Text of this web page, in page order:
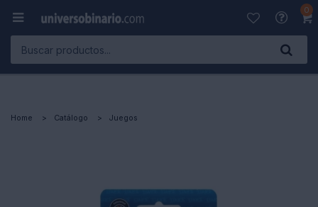
0

Home Catálogo Juegos